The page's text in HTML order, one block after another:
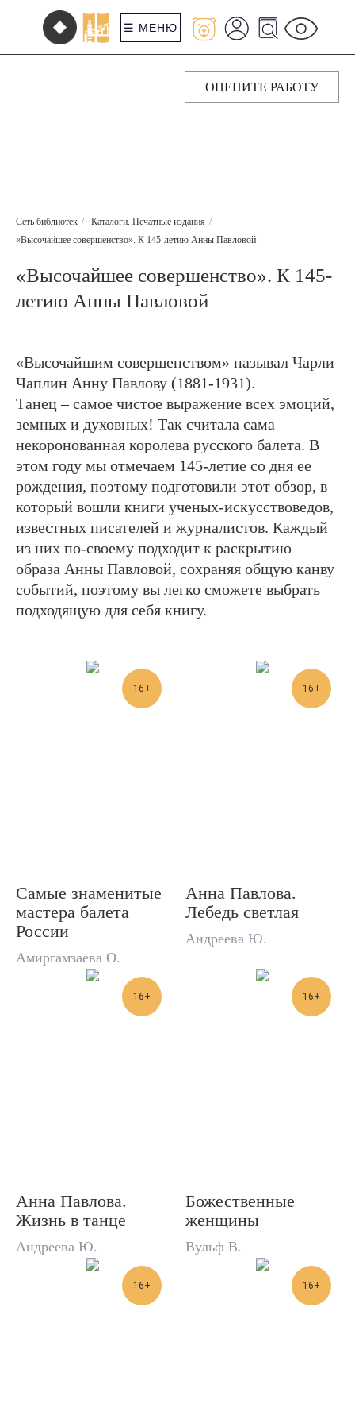
☰ МЕНЮ
ОЦЕНИТЕ РАБОТУ
Сеть библиотек / Каталоги. Печатные издания /
«Высочайшее совершенство». К 145-летию Анны Павловой
«Высочайшее совершенство». К 145-
летию Анны Павловой
«Высочайшим совершенством» называл Чарли
Чаплин Анну Павлову (1881-1931).
Танец – самое чистое выражение всех эмоций,
земных и духовных! Так считала сама
некоронованная королева русского балета. В
этом году мы отмечаем 145-летие со дня ее
рождения, поэтому подготовили этот обзор, в
который вошли книги ученых-искусствоведов,
известных писателей и журналистов. Каждый
из них по-своему подходит к раскрытию
образа Анны Павловой, сохраняя общую канву
событий, поэтому вы легко сможете выбрать
подходящую для себя книгу.
16+
Самые знаменитые
мастера балета
России
Амиргамзаева О.
16+
Анна Павлова.
Лебедь светлая
Андреева Ю.
16+
Анна Павлова.
Жизнь в танце
Андреева Ю.
16+
Божественные
женщины
Вульф В.
16+ 16+